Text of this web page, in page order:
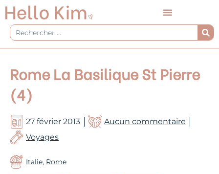
Aller
au
contenu
Rechercher
Rome La Basilique St Pierre
(4)
27 février 2013
Aucun commentaire
Voyages
Italie, Rome